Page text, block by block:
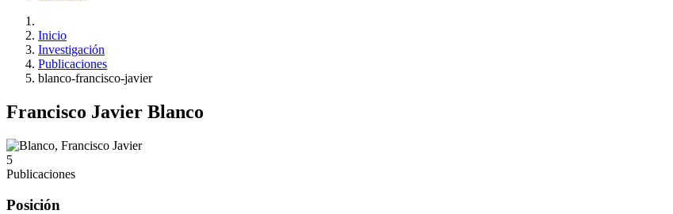
Inicio
Investigación
Publicaciones
blanco-francisco-javier
Francisco Javier Blanco
5
Publicaciones
Posición